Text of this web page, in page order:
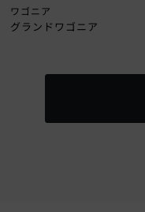
ワゴニア
グランドワゴニア